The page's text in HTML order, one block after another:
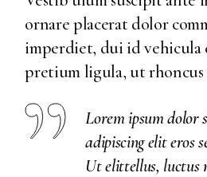
ornare placerat dolor
imperdiet, dui id vehicula
pretium ligula, ut rhoncus
Lorem ipsum dolor
adipiscing elit eros
Ut elittellus, luctus